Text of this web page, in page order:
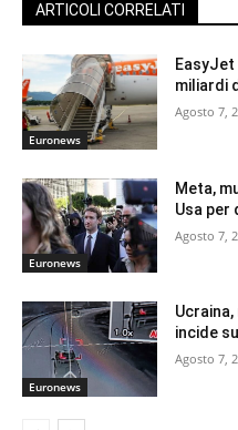
ARTICOLI CORRELATI
Euronews
EasyJet
miliardi
Agosto 7,
Euronews
Meta,
Usa per
Agosto 7,
Euronews
incide
Agosto 7,